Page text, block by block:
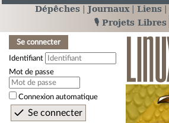
Dépêches Journaux Liens
🎙️ Projets Libres
Se connecter
Identifiant
Mot de passe
Connexion automatique